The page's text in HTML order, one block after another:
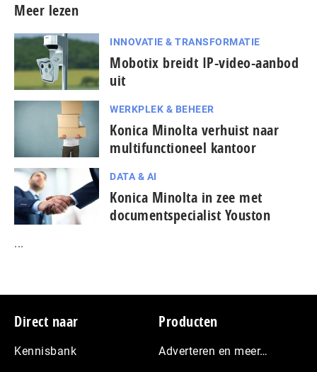
Meer lezen
INNOVATIE & TRANSFORMATIE
Mobotix breidt IP-video-aanbod
uit
WERKPLEK & BEHEER
Konica Minolta verhuist naar
multifunctioneel kantoor
DATA & AI
Konica Minolta in zee met
documentspecialist Youston
...
Footer
Direct naar
Kennisbank
Producten
Adverteren en meer…